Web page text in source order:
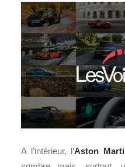
A l’intérieur, l’Aston